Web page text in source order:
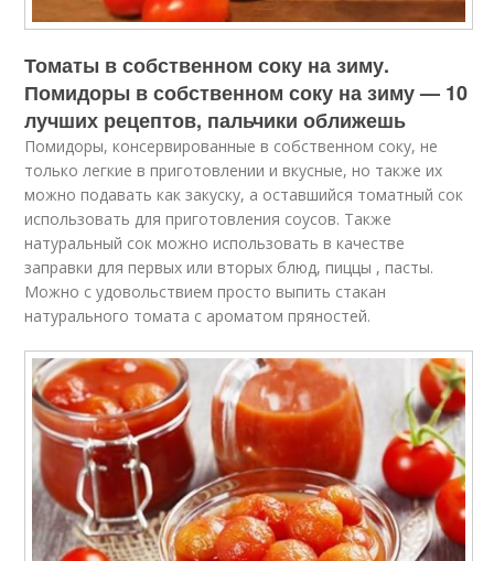
Томаты в собственном соку на зиму.
Помидоры в собственном соку на зиму — 10
лучших рецептов, пальчики оближешь
Помидоры, консервированные в собственном соку, не
только легкие в приготовлении и вкусные, но также их
можно подавать как закуску, а оставшийся томатный сок
использовать для приготовления соусов. Также
натуральный сок можно использовать в качестве
заправки для первых или вторых блюд, пиццы , пасты.
Можно с удовольствием просто выпить стакан
натурального томата с ароматом пряностей.